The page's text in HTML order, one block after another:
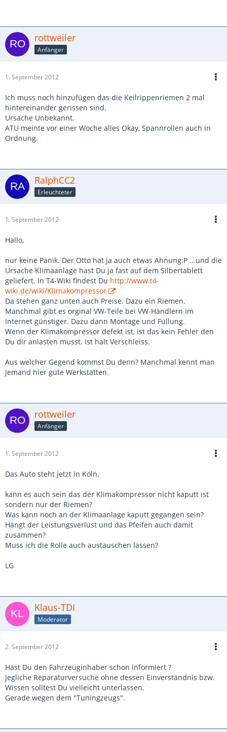
rottweiler
Anfänger
1. September 2012
Ich muss noch hinzufügen das die Keilrippenriemen 2 mal
hintereinander gerissen sind.
Ursache Unbekannt.
ATU meinte vor einer Woche alles Okay, Spannrollen auch in
Ordnung.
RalphCC2
Erleuchteter
1. September 2012
Hallo,
nur keine Panik. Der Otto hat ja auch etwas Ahnung:P ...und die
Ursache Klimaanlage hast Du ja fast auf dem Silbertablett
geliefert. In T4-Wiki findest Du http://www.t4-
wiki.de/wiki/Klimakompressor
Da stehen ganz unten auch Preise. Dazu ein Riemen.
Manchmal gibt es orginal VW-Teile bei VW-Händlern im
Internet günstiger. Dazu dann Montage und Füllung.
Wenn der Klimakompressor defekt ist, ist das kein Fehler den
Du dir anlasten musst. Ist halt Verschleiss.
Aus welcher Gegend kommst Du denn? Manchmal kennt man
Jemand hier gute Werkstätten.
rottweiler
Anfänger
1. September 2012
Das Auto steht jetzt in Köln.
kann es auch sein das der Klimakompressor nicht kaputt ist
sondern nur der Riemen?
Was kann noch an der Klimaanlage kaputt gegangen sein?
Hängt der Leistungsverlust und das Pfeifen auch damit
zusammen?
Muss ich die Rolle auch austauschen lassen?
LG
Klaus-TDI
Moderator
2. September 2012
Hast Du den Fahrzeuginhaber schon informiert ?
Jegliche Reparaturversuche ohne dessen Einverständnis bzw.
Wissen solltest Du vielleicht unterlassen.
Gerade wegen dem "Tuningzeugs".